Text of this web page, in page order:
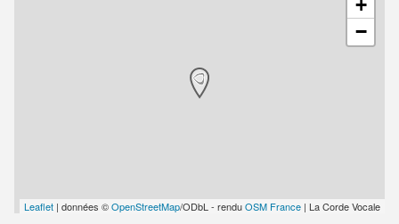
+
−
Leaflet | données ©OpenStreetMap/ODbL - renduOSM France | La Corde Vocale